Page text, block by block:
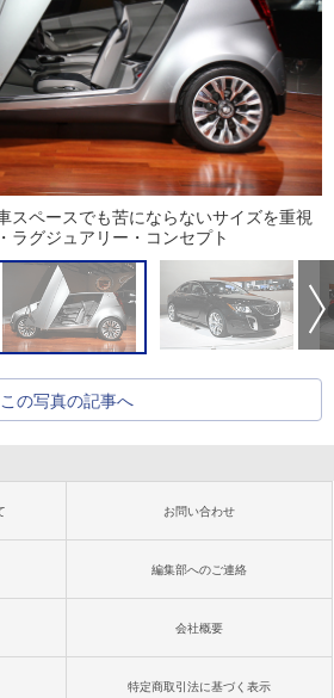
スペースでも苦にならないサイズを重視
ラグジュアリー・コンセプト
この写真の記事へ
お問い合わせ
編集部へのご連絡
会社概要
特定商取引法に基づく表示